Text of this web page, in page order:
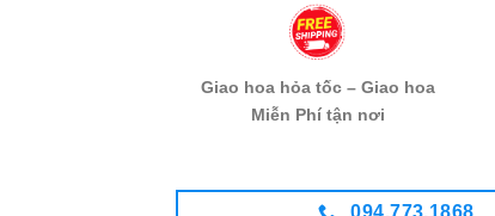
Giao hoa hỏa tốc – Giao hoa
Miễn Phí tận nơi